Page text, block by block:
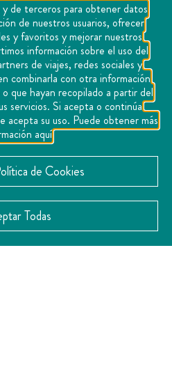
y de terceros para obtener datos
de nuestros usuarios, ofrecer
y favoritos y mejorar nuestros
información sobre el uso del
de viajes, redes sociales y
combinarla con otra información
que hayan recopilado a partir del
servicios. Si acepta o continúa
acepta su uso. Puede obtener más
aquí
de Cookies
Todas